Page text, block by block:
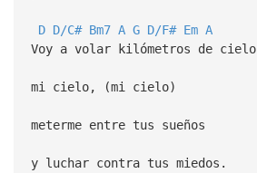
D D/C# Bm7 A G D/F# Em A
Voy a volar kilómetros de cielo
mi cielo, (mi cielo)
meterme entre tus sueños
y luchar contra tus miedos.